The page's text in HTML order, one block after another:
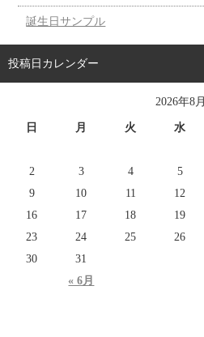
誕生日サンプル
投稿日カレンダー
2026年8月
日 月 火 水
« 6月
2
3 4 5
9
10 11 12
16
17 18 19
23
24 25 26
30
31